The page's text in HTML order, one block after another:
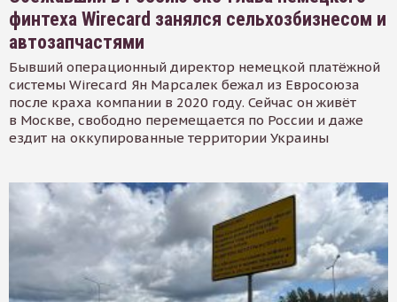
финтеха Wirecard занялся сельхозбизнесом и
автозапчастями
Бывший операционный директор немецкой платёжной
системы Wirecard Ян Марсалек бежал из Евросоюза
после краха компании в 2020 году. Сейчас он живёт
в Москве, свободно перемещается по России и даже
ездит на оккупированные территории Украины